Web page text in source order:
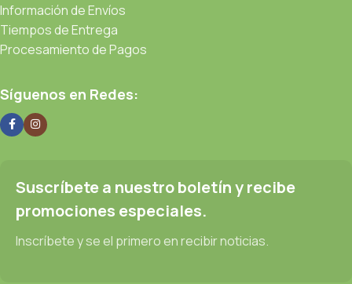
Información de Envíos
Tiempos de Entrega
Procesamiento de Pagos
Síguenos en Redes:
Suscríbete a nuestro boletín y recibe
promociones especiales.
Inscríbete y se el primero en recibir noticias.